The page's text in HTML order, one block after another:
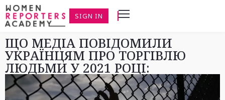
SIGN IN
ЩО МЕДІА ПОВІДОМИЛИ
УКРАЇНЦЯМ ПРО ТОРГІВЛЮ
ЛЮДЬМИ У 2021 РОЦІ: